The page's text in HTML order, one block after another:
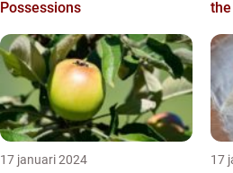
Possessions
17 januari 2024 17